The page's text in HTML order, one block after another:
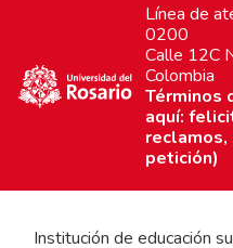
Línea de
0200
Calle 12C
Colombia
Términos
aquí:
reclamos,
petición)
Institución de educación